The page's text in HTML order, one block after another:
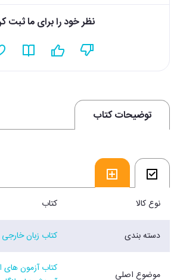
نظر خود را برای ما ثبت
توضیحات کتاب
نوع کالا کتاب
دسته بندی کتاب زبان خارجی
موضوع اصلی کتاب آزمون های